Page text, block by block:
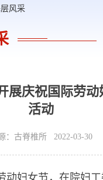
风采
展庆祝国际劳动
活动
：古脊椎所 2022-03-30
妇女节，在院妇工